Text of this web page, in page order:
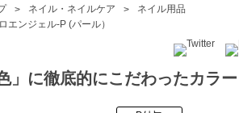
ネイル・ネイルケア
ネイル用品
エンジェル-P (パール）
」に徹底的にこだわったカラ